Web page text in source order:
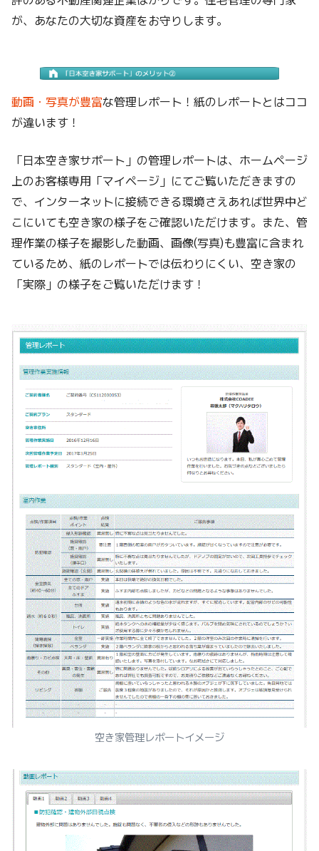
が、あなたの大切な資産をお守りします。
動画・写真が豊富な管理レポート！紙のレポートとはココ
が違います！
「日本空き家サポート」の管理レポートは、ホームページ
上のお客様専用「マイページ」にてご覧いただきますの
で、インターネットに接続できる環境さえあれば世界中ど
こにいても空き家の様子をご確認いただけます。また、管
理作業の様子を撮影した動画、画像(写真)も豊富に含まれ
ているため、紙のレポートでは伝わりにくい、空き家の
「実際」の様子をご覧いただけます！
空き家管理レポートイメージ